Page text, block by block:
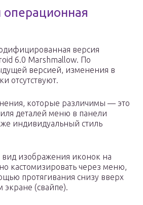
версия
6.0 Marshmallow. По
версией, изменения в
отсутствуют.
которые различимы — это
деталей меню в панели
индивидуальный стиль
изображения иконок на
кастомизировать через меню,
протягивания снизу вверх
экране (свайпе).